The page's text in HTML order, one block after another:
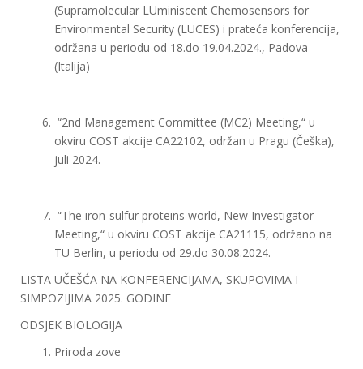
(Supramolecular LUminiscent Chemosensors for
Environmental Security (LUCES) i prateća konferencija,
održana u periodu od 18.do 19.04.2024., Padova
(Italija)
“2nd Management Committee (MC2) Meeting,“ u
okviru COST akcije CA22102, održan u Pragu (Češka),
juli 2024.
“The iron-sulfur proteins world, New Investigator
Meeting,“ u okviru COST akcije CA21115, održano na
TU Berlin, u periodu od 29.do 30.08.2024.
LISTA UČEŠĆA NA KONFERENCIJAMA, SKUPOVIMA I
SIMPOZIJIMA 2025. GODINE
ODSJEK BIOLOGIJA
Priroda zove